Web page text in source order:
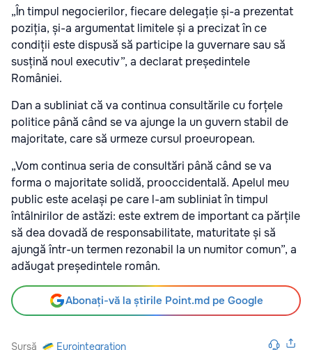
„În timpul negocierilor, fiecare delegație și-a prezentat
poziția, și-a argumentat limitele și a precizat în ce
condiții este dispusă să participe la guvernare sau să
susțină noul executiv”, a declarat președintele
României.
Dan a subliniat că va continua consultările cu forțele
politice până când se va ajunge la un guvern stabil de
majoritate, care să urmeze cursul proeuropean.
„Vom continua seria de consultări până când se va
forma o majoritate solidă, prooccidentală. Apelul meu
public este același pe care l-am subliniat în timpul
întâlnirilor de astăzi: este extrem de important ca părțile
să dea dovadă de responsabilitate, maturitate și să
ajungă într-un termen rezonabil la un numitor comun”, a
adăugat președintele român.
Abonați-vă la știrile Point.md pe Google
Sursă Eurointegration